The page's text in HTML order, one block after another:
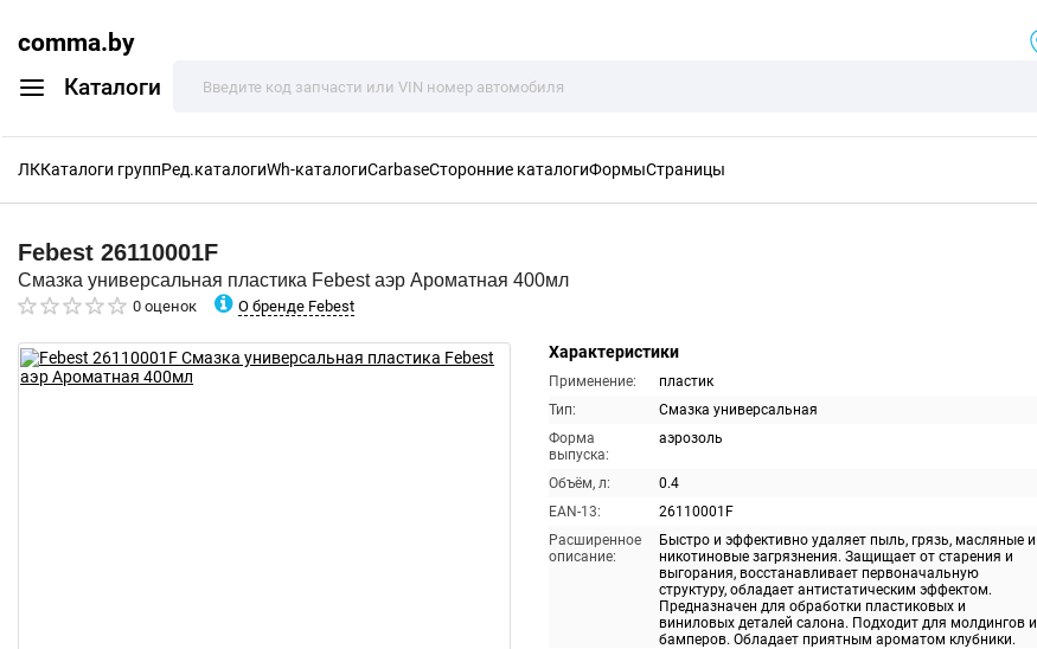
comma.by
Каталоги
ЛККаталоги группРед.каталогиWh-каталогиCarbaseСторонние каталогиФормыСтраницы
Febest 26110001F
Смазка универсальная пластика Febest аэр Ароматная 400мл
0 оценок О бренде Febest
Характеристики
Применение:
пластик
Тип:
Смазка универсальная
Форма
выпуска:
аэрозоль
Объём, л:
0.4
EAN-13:
26110001F
Расширенное
описание:
Быстро и эффективно удаляет пыль, грязь, масляные и
никотиновые загрязнения. Защищает от старения и
выгорания, восстанавливает первоначальную
структуру, обладает антистатическим эффектом.
Предназначен для обработки пластиковых и
виниловых деталей салона. Подходит для молдингов и
бамперов. Обладает приятным ароматом клубники.